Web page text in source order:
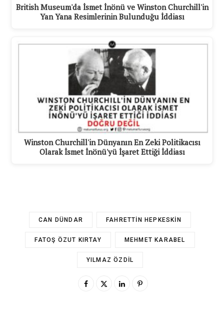
British Museum'da İsmet İnönü ve Winston Churchill'in
Yan Yana Resimlerinin Bulunduğu İddiası
Winston Churchill'in Dünyanın En Zeki Politikacısı
Olarak İsmet İnönü'yü İşaret Ettiği İddiası
CAN DÜNDAR FAHRETTIN HEPKESKIN
FATOŞ ÖZUT KIRTAY MEHMET KARABEL
YILMAZ ÖZDIL